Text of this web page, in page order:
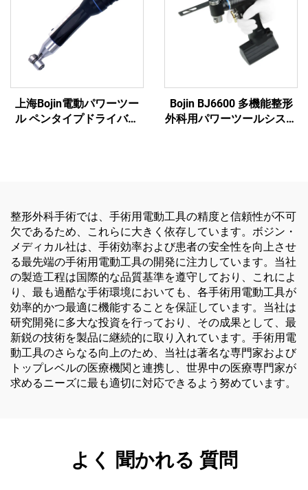
上海Bojin電動パワーツー
ル ペンタイプドライバー
Bojin BJ6600 多機能整形
外科用パワーツールシステ
整形外科手術では、手術用電動工具の精度と信頼性が不可
欠であるため、これらに大きく依存しています。ボジン・
メディカル社は、手術効率および患者の安全性を向上させ
る最先端の手術用電動工具の開発に注力しています。当社
の製造工程は国際的な品質基準を遵守しており、これによ
り、最も過酷な手術環境においても、各手術用電動工具が
効率的かつ最適に機能することを保証しています。当社は
研究開発に多大な投資を行っており、その成果として、最
新鋭の技術を製品に継続的に取り入れています。手術用電
動工具のさらなる向上のため、当社は著名な専門家および
トップレベルの医療機関と連携し、世界中の医療専門家が
求めるニーズに最も適切に対応できるよう努めています。
よく 聞かれる 質問